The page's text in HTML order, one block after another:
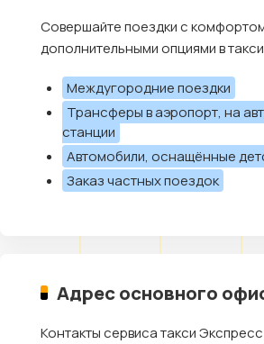
Совершайте поездки с
дополнительными опциями в
Междугородние поездки
Трансферы в аэропорт, на
станции
Автомобили, оснащённые
Заказ частных поездок
Адрес основного
Контакты сервиса такси